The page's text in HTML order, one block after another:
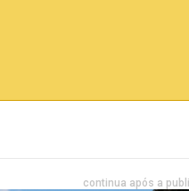
continua após a